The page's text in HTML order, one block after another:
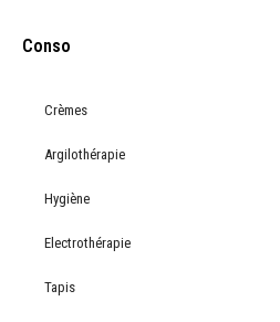
Conso
Crèmes
Argilothérapie
Hygiène
Electrothérapie
Tapis